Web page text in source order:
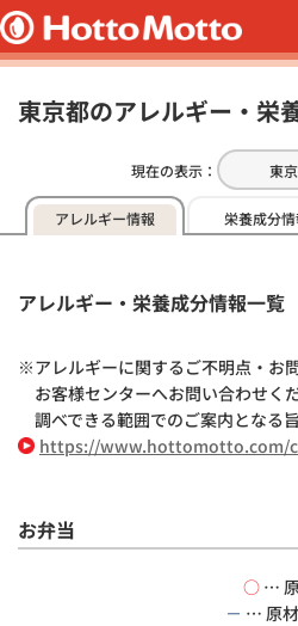
東京都のアレルギー・栄
現在の表示：
アレルギー情報 栄養成分
アレルギー・栄養成分情報一覧
アレルギーに関するご不明点・お
お客様センターへお問い合わせく
調べできる範囲でのご案内となる
https://www.hottomotto.com/
お弁当
○ …
－ … 原材